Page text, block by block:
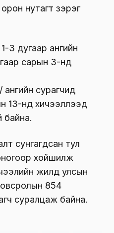
нутагт зэрэг
3 дугаар ангийн
сарын 3-нд
сурагчид
13-нд хичээллээд
байна.
сунгагдсан тул
хойшилж
жилд улсын
854
суралцаж байна.